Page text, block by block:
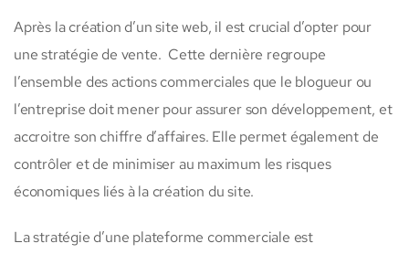
Après la création d’un site web, il est crucial d’opter pour
une stratégie de vente. Cette dernière regroupe
l’ensemble des actions commerciales que le blogueur ou
l’entreprise doit mener pour assurer son développement, et
accroitre son chiffre d’affaires. Elle permet également de
contrôler et de minimiser au maximum les risques
économiques liés à la création du site.
La stratégie d’une plateforme commerciale est